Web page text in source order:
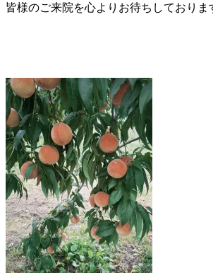
皆様のご来院を心よりお待ちしており